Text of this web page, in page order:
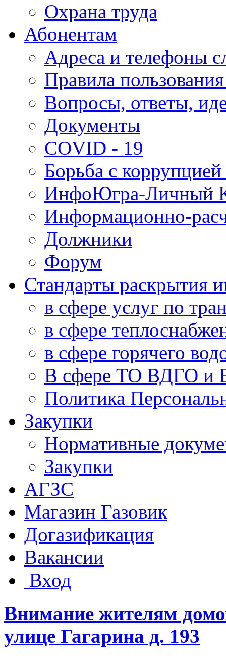
Охрана труда
Абонентам
Адреса и телефоны
Правила
Вопросы, ответы,
Документы
COVID - 19
Борьба с
ИнфоЮгра-Личный
Информационно-
Должники
Форум
Стандарты раскрытия
в сфере услуг по
в сфере
в сфере горячего
В сфере ТО ВДГО и
Политика
Закупки
Нормативные
Закупки
АГЗС
Магазин Газовик
Догазификация
Вакансии
Вход
Внимание жителям
улице Гагарина д. 193